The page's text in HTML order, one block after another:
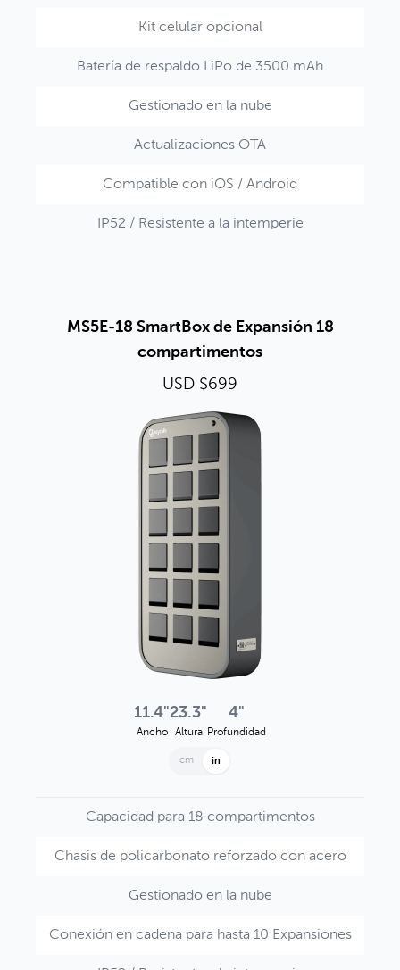
Kit celular opcional
Batería de respaldo LiPo de 3500 mAh
Gestionado en la nube
Actualizaciones OTA
Compatible con iOS / Android
IP52 / Resistente a la intemperie
MS5E-18 SmartBox de Expansión 18
compartimentos
USD $699
11.4"
Ancho
23.3"
Altura
4"
Profundidad
cm in
Capacidad para 18 compartimentos
Chasis de policarbonato reforzado con acero
Gestionado en la nube
Conexión en cadena para hasta 10 Expansiones